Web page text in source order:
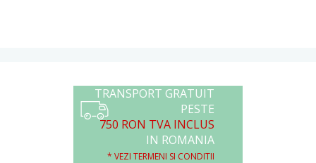
TRANSPORT GRATUIT
PESTE
750 RON TVA INCLUS
IN ROMANIA
* VEZI TERMENI SI CONDITII